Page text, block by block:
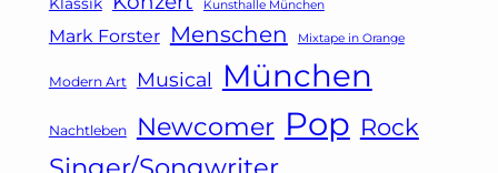
Kunsthalle München
Mark Forster Menschen Mixtape in Orange
Modern Art Musical München
Nachtleben Newcomer Pop Rock